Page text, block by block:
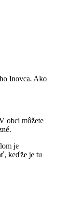
Inovca. Ako
obci môžete
je
keďže je tu